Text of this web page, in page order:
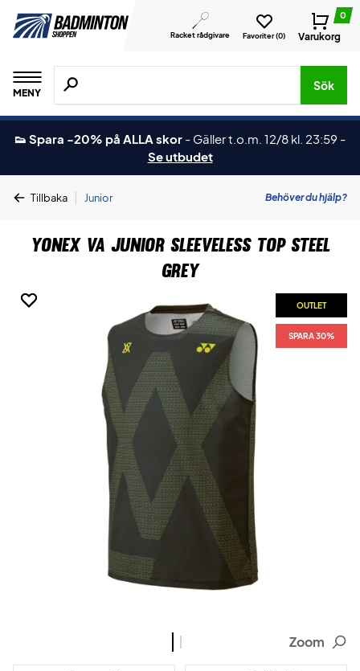
Racket rådgivare Favoriter (0)
0
Varukorg
MENY
Sök efter produkter, märken osv.
Sök
👟 Spara -20% på ALLA skor - Gäller t.o.m. 12/8 kl. 23:59 -
Se utbudet
Tillbaka | Junior Behöver du hjälp?
Yonex VA Junior Sleeveless Top Steel
Grey
OUTLET
SPARA 30%
OUTLET
SPARA 30%
Zoom